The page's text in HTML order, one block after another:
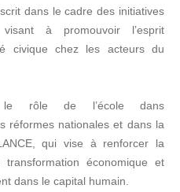
dans le cadre des initiatives
à promouvoir l’esprit
civique chez les acteurs du
le rôle de l’école dans
réformes nationales et dans la
qui vise à renforcer la
économique et
dans le capital humain.